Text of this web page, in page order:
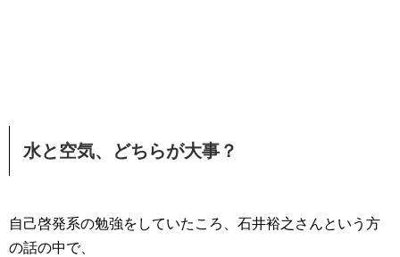
水と空気、どちらが大事？
自己啓発系の勉強をしていたころ、石井裕之さんという方
の話の中で、